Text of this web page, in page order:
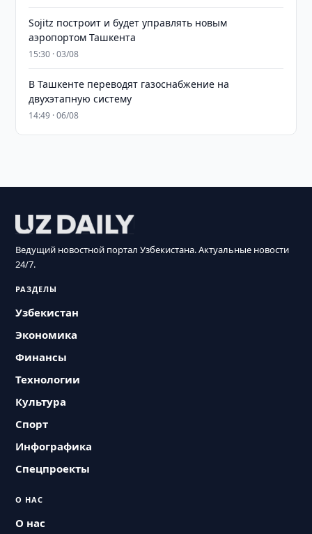
Sojitz построит и будет управлять новым
аэропортом Ташкента
15:30 · 03/08
В Ташкенте переводят газоснабжение на
двухэтапную систему
14:49 · 06/08
Ведущий новостной портал Узбекистана. Актуальные новости
24/7.
РАЗДЕЛЫ
Узбекистан
Экономика
Финансы
Технологии
Культура
Спорт
Инфографика
Спецпроекты
О НАС
О нас